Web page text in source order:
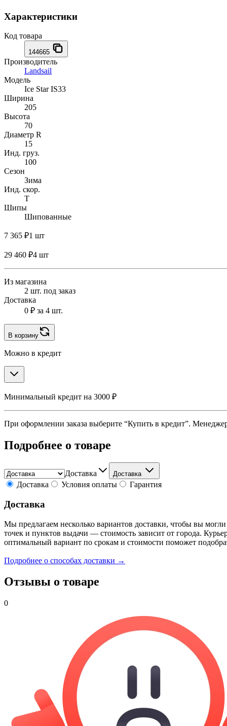
Характеристики
Код товара
144665
Производитель
Landsail
Модель
Ice Star IS33
Ширина
205
Высота
70
Диаметр R
15
Инд. груз.
100
Сезон
Зима
Инд. скор.
T
Шипы
Шипованные
7 365 ₽1 шт
29 460 ₽4 шт
Из магазина
2 шт. под заказ
Доставка
0 ₽ за 4 шт.
В корзину
Можно в кредит
Минимальный кредит на 3000 ₽
При оформлении заказа выберите “Купить в кредит”.
Подробнее о товаре
Доставка Доставка
Доставка Условия оплаты Гарантия
Доставка
Мы предлагаем несколько вариантов доставки, чтобы вы
точек и пунктов выдачи — стоимость зависит от города.
оптимальный вариант по срокам и стоимости поможет
Подробнее о способах доставки →
Отзывы о товаре
0